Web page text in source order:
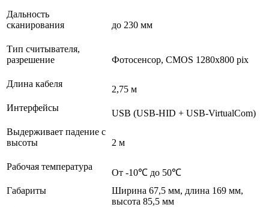
Дальность
сканирования
до 230 мм
Тип считывателя,
разрешение
Фотосенсор, CMOS 1280x800 pix
Длина кабеля
2,75 м
Интерфейсы
USB (USB-HID + USB-VirtualCom)
Выдерживает падение с
высоты
2 м
Рабочая температура
От -10℃ до 50℃
Габариты
Ширина 67,5 мм, длина 169 мм,
высота 85,5 мм